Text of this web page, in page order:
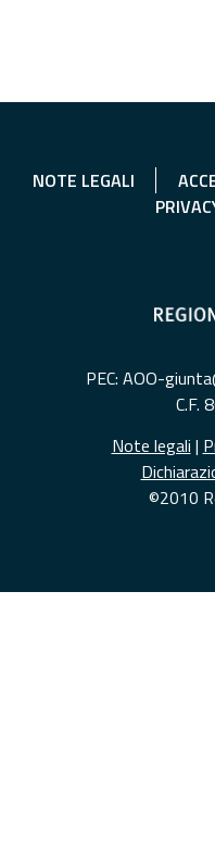
NOTE LEGALI
PEC: AOO-
C.F.
Note legali |
©2010